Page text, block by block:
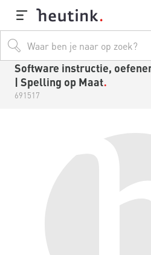
Software instructie,
| Spelling op Maat
691517